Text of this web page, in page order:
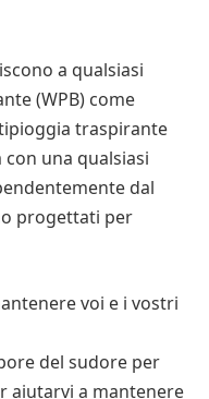
a qualsiasi
(WPB) come
traspirante
una qualsiasi
dal
progettati per
voi e i vostri
del sudore per
aiutarvi a mantenere